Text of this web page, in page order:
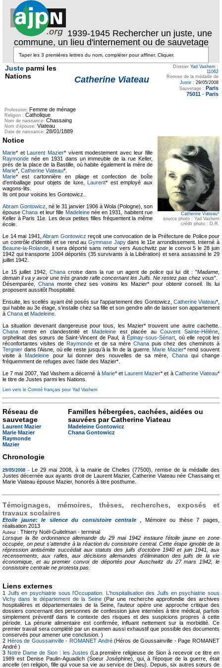
1939-1945 Rechercher un juste, une
commune, un lieu d'internement ou de sauvetage
Juste parmi les
Nations
Catherine Viateau
Dossier Yad Vashem :
11062
Remise de la médaille de
Juste : 29/05/2008
Sauvetage : Paris
75011 - Paris
Profession: Femme de ménage
Religion : Catholique
Nom de naissance: Chassaing
Nom d'épouse: Viateau
Date de naissance: 28/01/1889
Catherine Viateau*
source photo : Yad Vashem
crédit photo : D.R.
Notice
Marie* etLaurent Mazier* vivent modestement avec leur fille
Raymonde née en 1931 dans un immeuble de la rue Keller,
près de la place de la Bastille, où habite également la mère de
Marie*, Catherine Viateau*.
Marie* est cartonnière en pliage et confection de boîte
d'emballage pour objets de luxe,Laurent* est employé aux
wagons-lits.
Ils ont pour voisins les Gontowicz.
Abram Gontowicz , né le 31 janvier 1906 à Wola (Pologne), son
épouseChana et leur fille Madeleinenée en 1931, habitent rue
Keller à Paris 11e. Les deux petites filles fréquentent la même
école.
Le 14 mai 1941, Abram Gontowicz reçoit une convocation de la Préfecture de Police pour
un contrôle d'identité et se rend au Gymnase Japydans le 11e arrondissement. Interné à
Beaune-la-Rolande , il sera déporté sans retour vers Auschwitz par le convoi 5 le 28 juin
1942 qui transporte 1004 déportés (35 survivants à la Libération) et sera assassiné le 29
juillet 1942.
Le 15 juillet 1942, Chanacroise dans la rue un agent de police qui lui dit : "Madame,
demain il va y avoir une très grande rafle concernant les Juifs. Ne restez pas chez vous".
Désemparée, Chanamonte chez ses voisins les Mazier* pour obtenir conseil. Ils lui
proposent aussitôt l'hospitalité.
Ensuite, les scellés ayant été posés sur l'appartement des Gontowicz, Catherine Viateau*,
qui habite au 3e étage, s'installe chez sa fille et son gendre afin de laisser son appartement
à Chana et Madeleine
La situation devenant dangereuse pour tous, les Mazier* trouvent une autre cachette.
Chana rentre en clandestinité et Madeleine est placée auCouvent Sainte-Hélène
orphelinat des sœurs de Saint-Vincent de Paul, à Épinay-sous-Sénart , où elle reçoit les
réconfortantes visites de Raymondeet de sa mère Chanapuis chez des cheminots à
Tergnier dans l’Aisne, où elle reste jusqu’à la fin de la guerre.Marie Mazier* rend souvent
visite àMadeleine pour lui donner des nouvelles de sa mère, Chanaqui change
fréquemment de refuges avec l’aide des Mazier*.
Le 7 mai 2007, Yad Vashem a décerné à Marie* etLaurent Mazier* et à Catherine Viateau*
le titre de Justes parmi les Nations.
Lien vers le Comité français pour Yad Vashem
Réseau de
sauvetage
Laurent Mazier
Marie Mazier
Raymonde
Mazier
Familles hébergées, cachées, aidées ou
sauvées par Catherine Viateau
Madeleine Gontowicz
Chana Gontowicz
Chronologie
29/05/2008 - Le 29 mai 2008, à la mairie de Chelles (77500), remise de la médaille des
Justes décernée aux ayants droit de Laurent Mazier, Catherine Viateau née Chassaing et
Marie Viateau épouse Mazier, honorés à titre posthume.
Témoignages, mémoires, thèses, recherches, exposés et
travaux scolaires
Etoile jaune: le silence du consistoire centrale, Mémoire ou thèse
7 pages,
réalisation 2013
Auteur : Thierry Noël-Guitelman - terminal
Lorsque la 8e ordonnance allemande du 29 mai 1942 instaure l'étoile jaune en zone
occupée, on peut s'attendre à la réaction du consistoire central. Cette étape ignoble de la
répression antisémite succédait aux statuts des juifs d'octobre 1940 et juin 1941, aux
recensements, aux rafles, aux décisions allemandes d'élimination des juifs de la vie
économique, et au premier convoi de déportés pour Auschwitz du 27 mars 1942, le
consistoire centrale ne protesta pas.
Liens externes
1 Juifs en psychiatrie sous l'Occupation. L'hospitalisation des Juifs en psychiatrie sous
Vichy dans le département de la Seine (Par une recherche approfondie des archives
hospitalières et départementales de la Seine, l'auteur opère une approche critique des
dossiers concernant des personnes de confession juive internées à titre médical, parfois
simplement préventif dans le contexte des risques et des suspicions propres à cette
période. La pénurie alimentaire est confirmée, influant nettement sur la morbidité. Ce
premier travail sera complété par un examen aussi exhaustif que possible des documents
conservés pour amener une conclusion. )
2 Héros de Goussainville - ROMANET André(Héros de Goussainville - Page ROMANET
André )
3 Notre Dame de Sion : les Justes (La première religieuse de Sion à recevoir ce titre en
1989 est Denise Paulin-Aguadich (Soeur Joséphine), qui, à l’époque de la guerre, était
ancelle (en religion, fille qui voue sa vie au service de Dieu). Depuis, six autres sœurs de